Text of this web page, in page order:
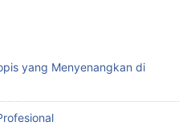
yang Menyenangkan di